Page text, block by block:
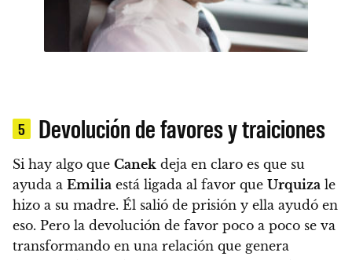
5 Devolución de favores y traiciones
Si hay algo que Canek deja en claro es que su
ayuda a Emilia está ligada al favor que Urquiza le
hizo a su madre. Él salió de prisión y ella ayudó en
eso. Pero la devolución de favor poco a poco se va
transformando en una relación que genera